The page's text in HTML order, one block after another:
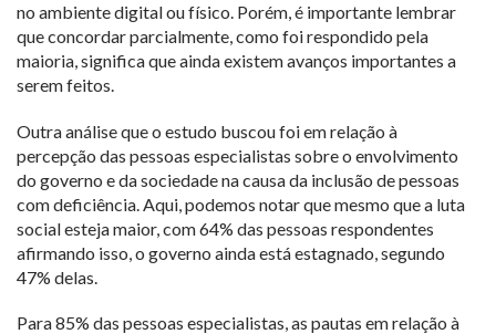
no ambiente digital ou físico. Porém, é importante lembrar
que concordar parcialmente, como foi respondido pela
maioria, significa que ainda existem avanços importantes a
serem feitos.
Outra análise que o estudo buscou foi em relação à
percepção das pessoas especialistas sobre o envolvimento
do governo e da sociedade na causa da inclusão de pessoas
com deficiência. Aqui, podemos notar que mesmo que a luta
social esteja maior, com 64% das pessoas respondentes
afirmando isso, o governo ainda está estagnado, segundo
47% delas.
Para 85% das pessoas especialistas, as pautas em relação à